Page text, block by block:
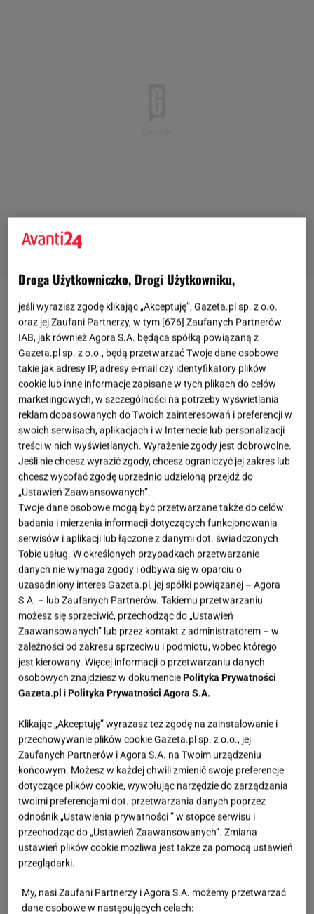
Droga Użytkowniczko, Drogi Użytkowniku,
jeśli wyrazisz zgodę klikając „Akceptuję”, Gazeta.pl sp. z o.o.
oraz jej Zaufani Partnerzy, w tym [676] Zaufanych Partnerów
IAB, jak również Agora S.A. będąca spółką powiązaną z
Gazeta.pl sp. z o.o., będą przetwarzać Twoje dane osobowe
takie jak adresy IP, adresy e-mail czy identyfikatory plików
cookie lub inne informacje zapisane w tych plikach do celów
marketingowych, w szczególności na potrzeby wyświetlania
reklam dopasowanych do Twoich zainteresowań i preferencji w
swoich serwisach, aplikacjach i w Internecie lub personalizacji
treści w nich wyświetlanych. Wyrażenie zgody jest dobrowolne.
Jeśli nie chcesz wyrazić zgody, chcesz ograniczyć jej zakres lub
chcesz wycofać zgodę uprzednio udzieloną przejdź do
„Ustawień Zaawansowanych”.
Twoje dane osobowe mogą być przetwarzane także do celów
badania i mierzenia informacji dotyczących funkcjonowania
serwisów i aplikacji lub łączone z danymi dot. świadczonych
Tobie usług. W określonych przypadkach przetwarzanie
danych nie wymaga zgody i odbywa się w oparciu o
uzasadniony interes Gazeta.pl, jej spółki powiązanej – Agora
S.A. – lub Zaufanych Partnerów. Takiemu przetwarzaniu
możesz się sprzeciwić, przechodząc do „Ustawień
Zaawansowanych” lub przez kontakt z administratorem – w
zależności od zakresu sprzeciwu i podmiotu, wobec którego
jest kierowany. Więcej informacji o przetwarzaniu danych
osobowych znajdziesz w dokumencie Polityka Prywatności
Gazeta.pl i Polityka Prywatności Agora S.A.
Klikając „Akceptuję” wyrażasz też zgodę na zainstalowanie i
przechowywanie plików cookie Gazeta.pl sp. z o.o., jej
Zaufanych Partnerów i Agora S.A. na Twoim urządzeniu
końcowym. Możesz w każdej chwili zmienić swoje preferencje
dotyczące plików cookie, wywołując narzędzie do zarządzania
twoimi preferencjami dot. przetwarzania danych poprzez
odnośnik „Ustawienia prywatności ” w stopce serwisu i
przechodząc do „Ustawień Zaawansowanych”. Zmiana
ustawień plików cookie możliwa jest także za pomocą ustawień
przeglądarki.
My, nasi Zaufani Partnerzy i Agora S.A. możemy przetwarzać
dane osobowe w następujących celach: